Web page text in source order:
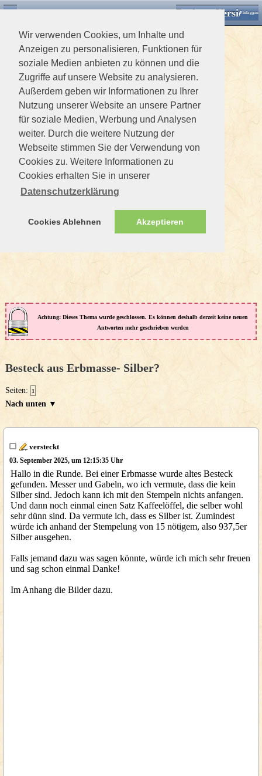
Wir verwenden Cookies, um Inhalte und
Anzeigen zu personalisieren, Funktionen für
soziale Medien anbieten zu können und die
Zugriffe auf unsere Website zu analysieren.
Außerdem geben wir Informationen zu Ihrer
Nutzung unserer Website an unsere Partner
für soziale Medien, Werbung und Analysen
weiter. Durch die weitere Nutzung der
Webseite stimmen Sie der Verwendung von
Cookies zu. Weitere Informationen zu
Cookies erhalten Sie in unserer
Datenschutzerklärung
Cookies Ablehnen Akzeptieren
Desktop VersionEinloggen
Achtung: Dieses Thema wurde geschlossen. Es können deshalb derzeit keine neuen
Antworten mehr geschrieben werden
Besteck aus Erbmasse- Silber?
Seiten: 1
Nach unten ▼
versteckt
03. September 2025, um 12:15:35 Uhr
Hallo in die Runde. Bei einer Erbmasse wurde altes Besteck
gefunden. Messer und Gabeln, wo ich vermute, dass die kein
Silber sind. Jedoch kann ich mit den Stempeln nichts anfangen.
Und dann noch einmal einen Satz Kaffeelöffel, die selber wohl
sehr dünn sind. Da vermute ich, dass es Silber ist. Zumindest
würde ich anhand der Stempelung von 15 nötigem, also 937,5er
Silber ausgehen.
Falls jemand dazu was sagen könnte, würde ich mich sehr freuen
und sag schon einmal Danke!
Im Anhang die Bilder dazu.